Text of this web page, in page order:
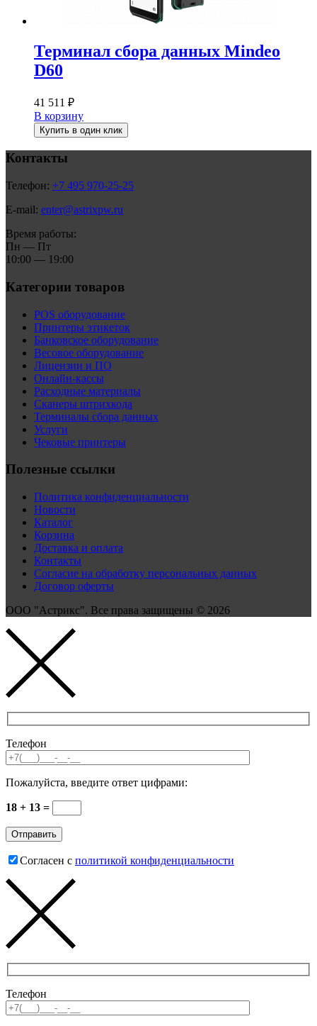
Терминал сбора данных Mindeo
D60
41 511 ₽
В корзину
Купить в один клик
Контакты
Телефон: +7 495 970-25-25
E-mail: enter@astrixpw.ru
Время работы:
Пн — Пт
10:00 — 19:00
Категории товаров
POS оборудование
Принтеры этикеток
Банковское оборудование
Весовое оборудование
Лицензии и ПО
Онлайн-кассы
Расходные материалы
Сканеры штрихкода
Терминалы сбора данных
Услуги
Чековые принтеры
Полезные ссылки
Политика конфиденциальности
Новости
Каталог
Корзина
Доставка и оплата
Контакты
Согласие на обработку персональных данных
Договор оферты
ООО "Астрикс". Все права защищены © 2026
Телефон
Пожалуйста, введите ответ цифрами:
18 + 13 =
Согласен с политикой конфиденциальности
Телефон